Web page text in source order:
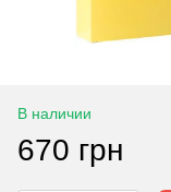
В наличии
670 грн